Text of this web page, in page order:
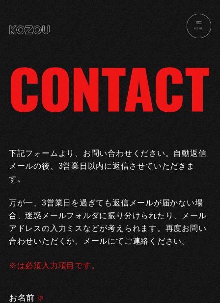
MENU
下記フォームより、お問い合わせください。自動返信
メールの後、3営業日以内に返信させていただきま
す。
万が一、3営業日を過ぎても返信メールが届かない場
合、迷惑メールフォルダに振り分けられたり、メール
アドレスの入力ミスなどが考えられます。再度お問い
合わせいただくか、メールにてご連絡ください。
※は必須入力項目です。
お名前